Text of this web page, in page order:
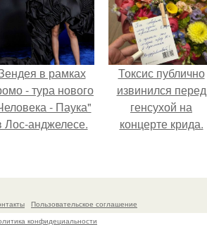
в рамках
- тура нового
- Паука"
Лос-анджелесе.
Токсис публично
извинился перед
генсухой на
концерте крида.
Пользовательское соглашение
конфидециальности